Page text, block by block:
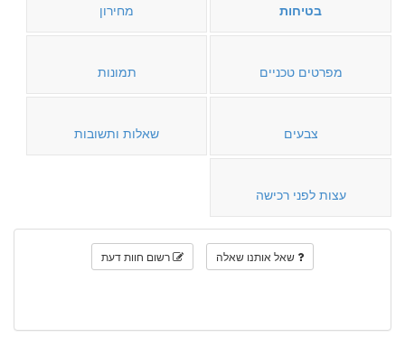
בטיחות מחירון
מפרטים טכניים תמונות
צבעים שאלות ותשובות
עצות לפני רכישה
שאל אותנו שאלה רשום חוות דעת